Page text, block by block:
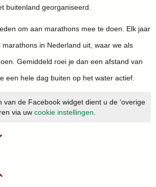
buitenland georganiseerd.
om aan marathons mee te doen. Elk jaar
marathons in Nederland uit, waar we als
Gemiddeld roei je dan een afstand van
een hele dag buiten op het water actief.
van de Facebook widget dient u de 'overige
via uw cookie instellingen